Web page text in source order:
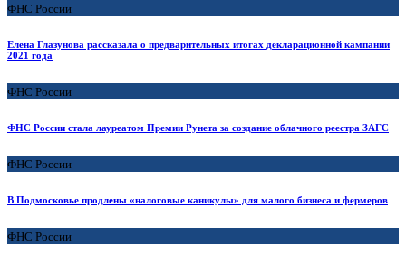
ФНС России
Елена Глазунова рассказала о предварительных итогах декларационной кампании
2021 года
ФНС России
ФНС России стала лауреатом Премии Рунета за создание облачного реестра ЗАГС
ФНС России
В Подмосковье продлены «налоговые каникулы» для малого бизнеса и фермеров
ФНС России